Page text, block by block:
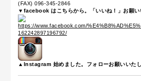
(FAX) 096-345-2846
▼facebook はこちらから。「いいね！」お願い
▲Instagram 始めました。フォローお願いいたし